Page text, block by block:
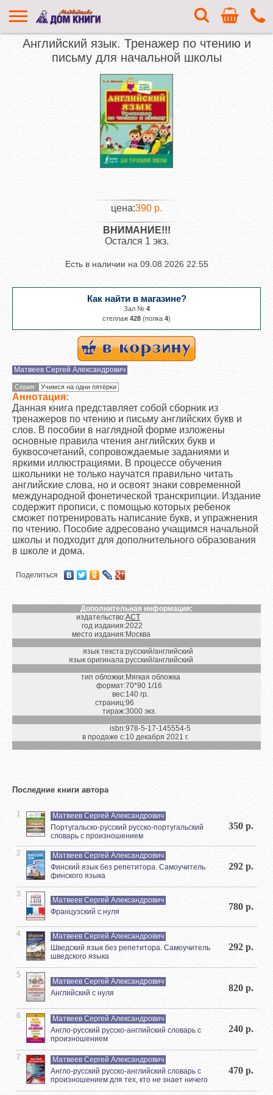
Английский язык. Тренажер по чтению и
письму для начальной школы
Матвеев Сергей Александрович
Серия: Учимся на одни пятёрки
Аннотация:
Данная книга представляет собой сборник из
тренажеров по чтению и письму английских букв и
слов. В пособии в наглядной форме изложены
основные правила чтения английских букв и
буквосочетаний, сопровождаемые заданиями и
яркими иллюстрациями. В процессе обучения
школьники не только научатся правильно читать
английские слова, но и освоят знаки современной
международной фонетической транскрипции. Издание
содержит прописи, с помощью которых ребенок
сможет потренировать написание букв, и упражнения
по чтению. Пособие адресовано учащимся начальной
школы и подходит для дополнительного образования
в школе и дома.
Поделиться
Дополнительная информация:
издательство:АСТ
год издания:2022
место издания:Москва
язык текста:русский/английский
язык оригинала:русский/английский
тип обложки:Мягкая обложка
формат:70*90 1/16
вес:140 гр.
страниц:96
тираж:3000 экз.
isbn:978-5-17-145554-5
в продаже с:10 декабря 2021 г.
Последние книги автора
1
Матвеев Сергей Александрович
Португальско-русский русско-португальский
словарь с произношением
350 р.
2
Матвеев Сергей Александрович
Финский язык без репетитора. Самоучитель
финского языка
292 р.
3
Матвеев Сергей Александрович
Французский с нуля
780 р.
4
Матвеев Сергей Александрович
Шведский язык без репетитора. Самоучитель
шведского языка
292 р.
5
Матвеев Сергей Александрович
Английский с нуля
820 р.
6
Матвеев Сергей Александрович
Англо-русский русско-английский словарь с
произношением
240 р.
7
Матвеев Сергей Александрович
Англо-русский русско-английский словарь с
произношением для тех, кто не знает ничего
470 р.
цена:390 р.
ВНИМАНИЕ!!!
Остался 1 экз.
Есть в наличии на 09.08.2026 22:55
Как найти в магазине?
Зал № 4
cтеллаж 428 (полка 4)